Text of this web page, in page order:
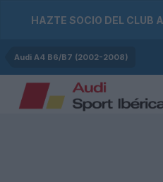
HAZTE SOCIO DEL CLUB
Audi A4 B6/B7 (2002-2008)